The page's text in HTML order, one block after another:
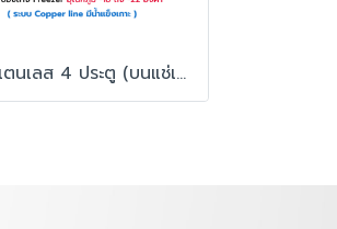
ตู้ยืนสแตนเลส 4 ประตู (บนแช่เย็น+ล่างแช่แข็ง) FRESHER รุ่น FR-4SCF